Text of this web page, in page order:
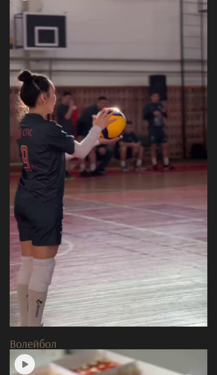
Волейбол